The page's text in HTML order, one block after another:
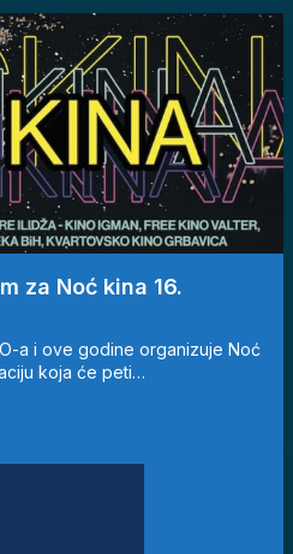
za Noć kina 16.
a i ove godine organizuje Noć
koja će peti…